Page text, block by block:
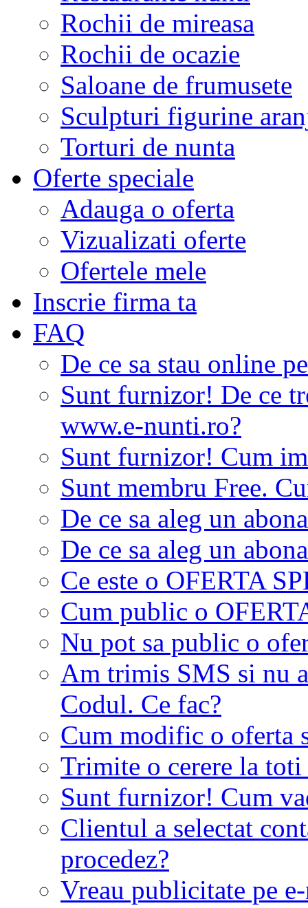
Rochii de mireasa
Rochii de ocazie
Saloane de frumusete
Sculpturi figurine
Torturi de nunta
Oferte speciale
Adauga o oferta
Vizualizati oferte
Ofertele mele
Inscrie firma ta
FAQ
De ce sa stau online
Sunt furnizor! De ce
www.e-nunti.ro?
Sunt furnizor! Cum
Sunt membru Free.
De ce sa aleg un
De ce sa aleg un
Ce este o OFERTA
Cum public o
Nu pot sa public o
Am trimis SMS si nu
Codul. Ce fac?
Cum modific o oferta
Trimite o cerere la
Sunt furnizor! Cum
Clientul a selectat
procedez?
Vreau publicitate pe